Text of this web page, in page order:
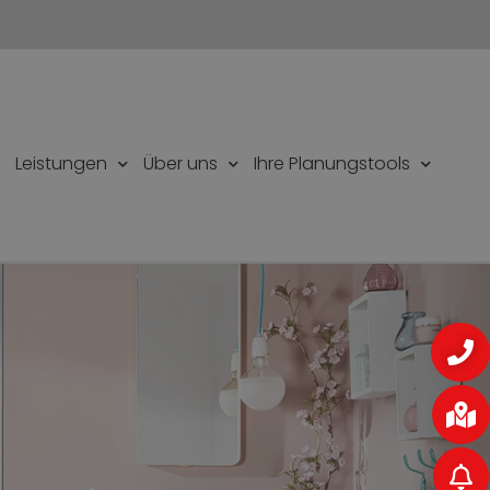
Leistungen Über uns Ihre Planungstools